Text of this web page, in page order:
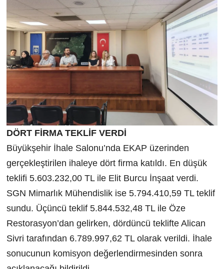
DÖRT FİRMA TEKLİF VERDİ
Büyükşehir İhale Salonu’nda EKAP üzerinden
gerçekleştirilen ihaleye dört firma katıldı. En düşük
teklifi 5.603.232,00 TL ile Elit Burcu İnşaat verdi.
SGN Mimarlık Mühendislik ise 5.794.410,59 TL teklif
sundu. Üçüncü teklif 5.844.532,48 TL ile Öze
Restorasyon’dan gelirken, dördüncü teklifte Alican
Sivri tarafından 6.789.997,62 TL olarak verildi. İhale
sonucunun komisyon değerlendirmesinden sonra